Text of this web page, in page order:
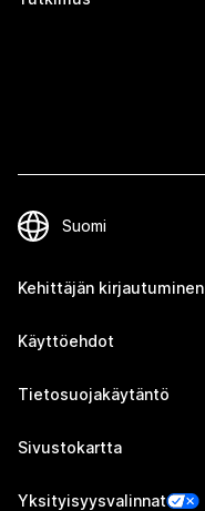
Kehittäjän kirjautuminen
Käyttöehdot
Tietosuojakäytäntö
Sivustokartta
Yksityisyysvalinnat